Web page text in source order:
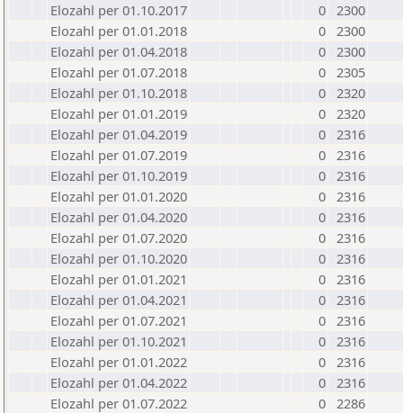
Elozahl per 01.10.2017
0 2300
Elozahl per 01.01.2018
0 2300
Elozahl per 01.04.2018
0 2300
Elozahl per 01.07.2018
0 2305
Elozahl per 01.10.2018
0 2320
Elozahl per 01.01.2019
0 2320
Elozahl per 01.04.2019
0 2316
Elozahl per 01.07.2019
0 2316
Elozahl per 01.10.2019
0 2316
Elozahl per 01.01.2020
0 2316
Elozahl per 01.04.2020
0 2316
Elozahl per 01.07.2020
0 2316
Elozahl per 01.10.2020
0 2316
Elozahl per 01.01.2021
0 2316
Elozahl per 01.04.2021
0 2316
Elozahl per 01.07.2021
0 2316
Elozahl per 01.10.2021
0 2316
Elozahl per 01.01.2022
0 2316
Elozahl per 01.04.2022
0 2316
Elozahl per 01.07.2022
0 2286